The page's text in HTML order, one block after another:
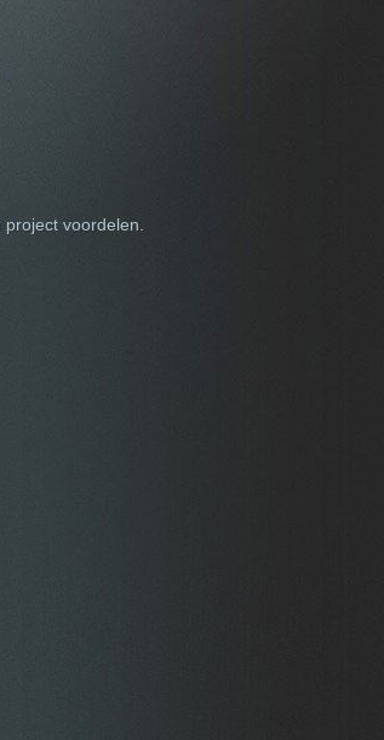
voordelen.